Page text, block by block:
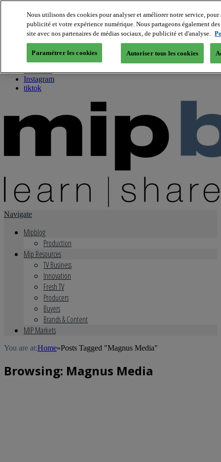
About us
Twitter
Facebook
Youtube
Instagram
tiktok
Navigate
Mipblog
Production
Mip Resources
TV Business
Innovation
Fresh TV
Producers
Buyers
Brands & Content
MIP Markets
You are at:Home»Posts Tagged "Magnus Media"
Browsing: Magnus Media
Nous utilisons des cookies pour analyser et améliorer notre service,
publicité et votre expérience numérique. Nous partageons également
site avec nos partenaires de médias sociaux, de publicité et d'analyse.
Paramétrer les cookies Autoriser tous les cookies